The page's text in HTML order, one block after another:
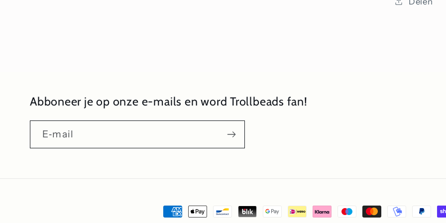
Abboneer je op onze e-mails en word Trollbeads fan!
E‑mail
Betaalmethoden